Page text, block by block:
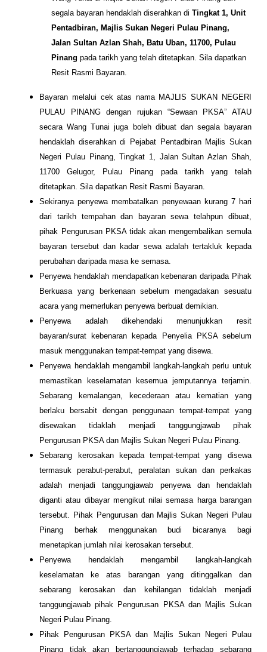
segala bayaran hendaklah diserahkan diTingkat 1, Unit
Pentadbiran, Majlis Sukan Negeri Pulau Pinang,
Jalan Sultan Azlan Shah, Batu Uban, 11700, Pulau
Pinang pada tarikh yang telah ditetapkan. Sila dapatkan
Resit Rasmi Bayaran.
Bayaran melalui cek atas nama MAJLIS SUKAN NEGERI
PULAU PINANG dengan rujukan “Sewaan PKSA” ATAU
secara Wang Tunai juga boleh dibuat dan segala bayaran
hendaklah diserahkan di Pejabat Pentadbiran Majlis Sukan
Negeri Pulau Pinang, Tingkat 1, Jalan Sultan Azlan Shah,
11700 Gelugor, Pulau Pinang pada tarikh yang telah
ditetapkan. Sila dapatkan Resit Rasmi Bayaran.
Sekiranya penyewa membatalkan penyewaan kurang 7 hari
dari tarikh tempahan dan bayaran sewa telahpun dibuat,
pihak Pengurusan PKSA tidak akan mengembalikan semula
bayaran tersebut dan kadar sewa adalah tertakluk kepada
perubahan daripada masa ke semasa.
Penyewa hendaklah mendapatkan kebenaran daripada Pihak
Berkuasa yang berkenaan sebelum mengadakan sesuatu
acara yang memerlukan penyewa berbuat demikian.
Penyewa adalah dikehendaki menunjukkan resit
bayaran/surat kebenaran kepada Penyelia PKSA sebelum
masuk menggunakan tempat-tempat yang disewa.
Penyewa hendaklah mengambil langkah-langkah perlu untuk
memastikan keselamatan kesemua jemputannya terjamin.
Sebarang kemalangan, kecederaan atau kematian yang
berlaku bersabit dengan penggunaan tempat-tempat yang
disewakan tidaklah menjadi tanggungjawab pihak
Pengurusan PKSA dan Majlis Sukan Negeri Pulau Pinang.
Sebarang kerosakan kepada tempat-tempat yang disewa
termasuk perabut-perabut, peralatan sukan dan perkakas
adalah menjadi tanggungjawab penyewa dan hendaklah
diganti atau dibayar mengikut nilai semasa harga barangan
tersebut. Pihak Pengurusan dan Majlis Sukan Negeri Pulau
Pinang berhak menggunakan budi bicaranya bagi
menetapkan jumlah nilai kerosakan tersebut.
Penyewa hendaklah mengambil langkah-langkah
keselamatan ke atas barangan yang ditinggalkan dan
sebarang kerosakan dan kehilangan tidaklah menjadi
tanggungjawab pihak Pengurusan PKSA dan Majlis Sukan
Negeri Pulau Pinang.
Pihak Pengurusan PKSA dan Majlis Sukan Negeri Pulau
Pinang tidak akan bertanggungjawab terhadap sebarang